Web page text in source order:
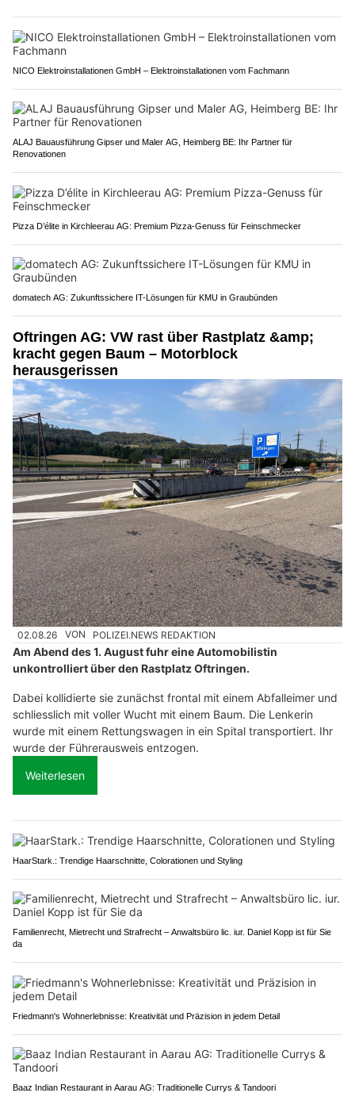
NICO Elektroinstallationen GmbH – Elektroinstallationen vom Fachmann
ALAJ Bauausführung Gipser und Maler AG, Heimberg BE: Ihr Partner für
Renovationen
Pizza D’élite in Kirchleerau AG: Premium Pizza-Genuss für Feinschmecker
domatech AG: Zukunftssichere IT-Lösungen für KMU in Graubünden
Oftringen AG: VW rast über Rastplatz &amp;
kracht gegen Baum – Motorblock
herausgerissen
02.08.26 VON POLIZEI.NEWS REDAKTION
Am Abend des 1. August fuhr eine Automobilistin
unkontrolliert über den Rastplatz Oftringen.
Dabei kollidierte sie zunächst frontal mit einem Abfalleimer und
schliesslich mit voller Wucht mit einem Baum. Die Lenkerin
wurde mit einem Rettungswagen in ein Spital transportiert. Ihr
wurde der Führerausweis entzogen.
Weiterlesen
HaarStark.: Trendige Haarschnitte, Colorationen und Styling
Familienrecht, Mietrecht und Strafrecht – Anwaltsbüro lic. iur. Daniel Kopp ist für Sie
da
Friedmann's Wohnerlebnisse: Kreativität und Präzision in jedem Detail
Baaz Indian Restaurant in Aarau AG: Traditionelle Currys & Tandoori